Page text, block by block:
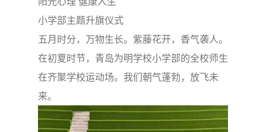
小学部主题升旗仪式
五月时分，万物生长。紫藤花开，香气袭人。
在初夏时节，青岛为明学校小学部的全校师生
在齐聚学校运动场。我们朝气蓬勃，放飞未
来。